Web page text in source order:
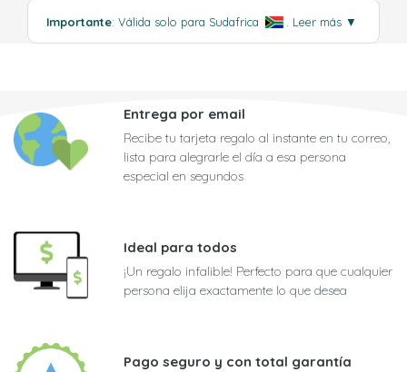
Importante: Válida solo para Sudafrica . Leer más ▼
Entrega por email
Recibe tu tarjeta regalo al instante en tu correo,
lista para alegrarle el día a esa persona
especial en segundos
Ideal para todos
¡Un regalo infalible! Perfecto para que cualquier
persona elija exactamente lo que desea
Pago seguro y con total garantía